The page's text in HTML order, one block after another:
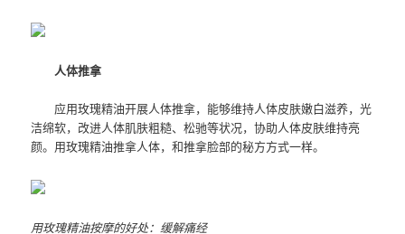
人体推拿
应用玫瑰精油开展人体推拿，能够维持人体皮肤嫩白滋养，光
洁绵软，改进人体肌肤粗糙、松驰等状况，协助人体皮肤维持亮
颜。用玫瑰精油推拿人体，和推拿脸部的秘方方式一样。
用玫瑰精油按摩的好处：缓解痛经